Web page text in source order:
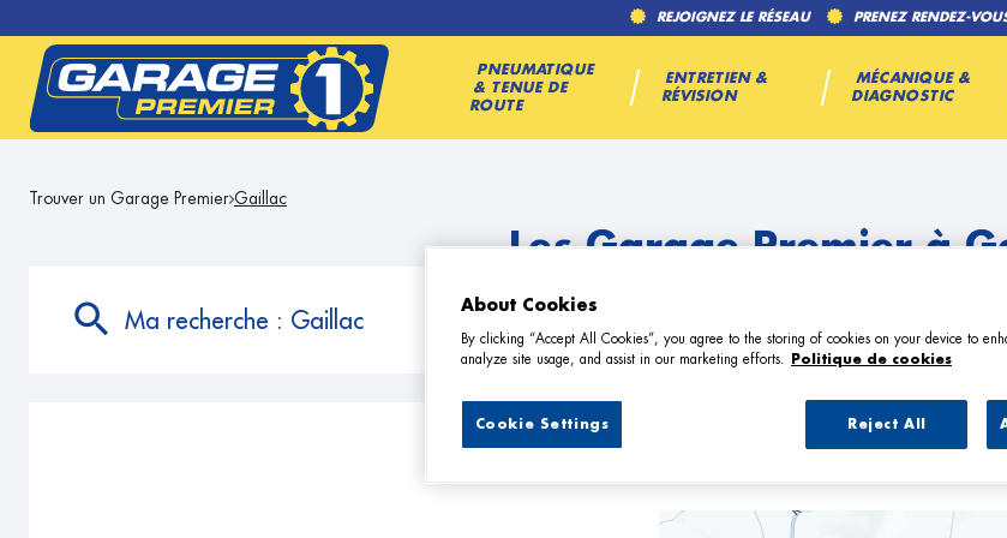
REJOIGNEZ LE RÉSEAU PRENEZ RENDEZ-
PNEUMATIQUE
& TENUE DE
ROUTE
ENTRETIEN &
RÉVISION
MÉCANIQUE &
DIAGNOSTIC
Trouver un Garage Premier Gaillac
Les Garage Premier à
Ma recherche : Gaillac
1 Garage Premier à Gaillac
About Cookies
By clicking “Accept All Cookies”, you agree to the storing of cookies on your device to
analyze site usage, and assist in our marketing efforts.
Politique de cookies
Reject All
Cookie Settings